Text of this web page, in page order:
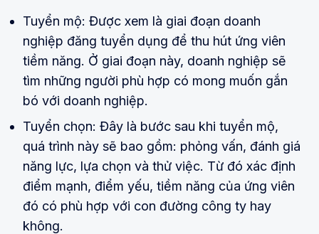
Tuyển mộ: Được xem là giai đoạn doanh
nghiệp đăng tuyển dụng để thu hút ứng viên
tiềm năng. Ở giai đoạn này, doanh nghiệp sẽ
tìm những người phù hợp có mong muốn gắn
bó với doanh nghiệp.
Tuyển chọn: Đây là bước sau khi tuyển mộ,
quá trình này sẽ bao gồm: phỏng vấn, đánh giá
năng lực, lựa chọn và thử việc. Từ đó xác định
điểm mạnh, điểm yếu, tiềm năng của ứng viên
đó có phù hợp với con đường công ty hay
không.